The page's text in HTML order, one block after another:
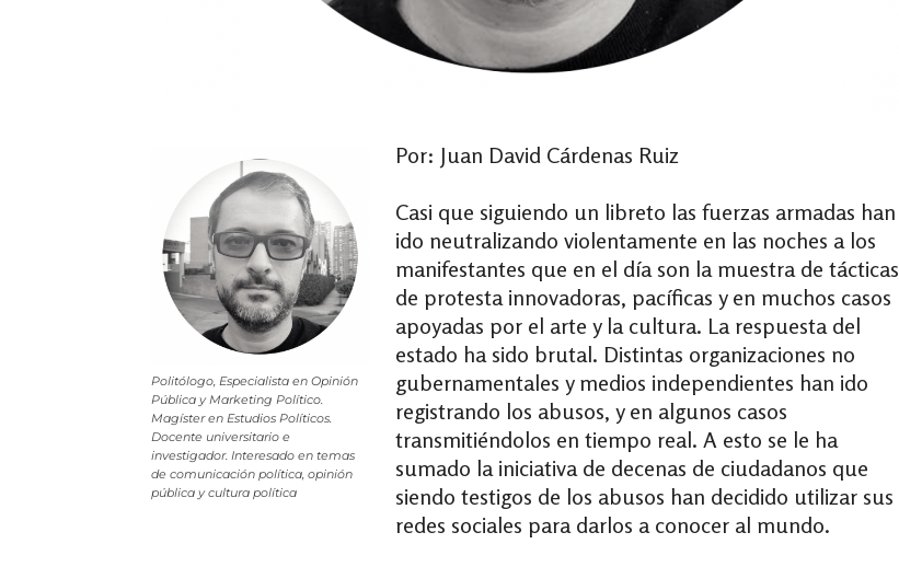
Politólogo, Especialista en Opinión
Pública y Marketing Político.
Magíster en Estudios Políticos.
Docente universitario e
investigador. Interesado en temas
de comunicación política, opinión
pública y cultura política
Por: Juan David Cárdenas Ruiz
Casi que siguiendo un libreto las fuerzas armadas han
ido neutralizando violentamente en las noches a los
manifestantes que en el día son la muestra de tácticas
de protesta innovadoras, pacíficas y en muchos casos
apoyadas por el arte y la cultura. La respuesta del
estado ha sido brutal. Distintas organizaciones no
gubernamentales y medios independientes han ido
registrando los abusos, y en algunos casos
transmitiéndolos en tiempo real. A esto se le ha
sumado la iniciativa de decenas de ciudadanos que
siendo testigos de los abusos han decidido utilizar sus
redes sociales para darlos a conocer al mundo.